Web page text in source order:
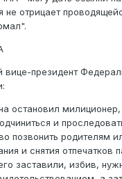
отрицает
вице-президент
остановил милиционер,
и
позвонить родителям
и снятия отпечатков
заставили, избив,